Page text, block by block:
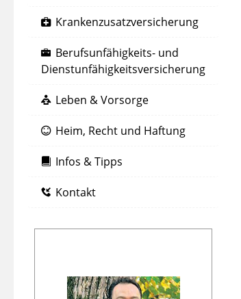
Krankenzusatzversicherung
Berufsunfähigkeits- und
Dienstunfähigkeitsversicherung
Leben & Vorsorge
Heim, Recht und Haftung
Infos & Tipps
Kontakt